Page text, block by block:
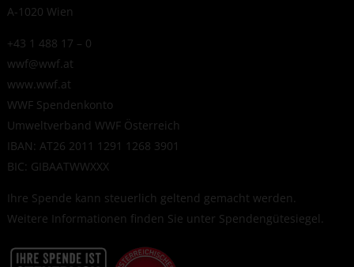
A-1020 Wien
+43 1 488 17 – 0
wwf@wwf.at
www.wwf.at
WWF Spendenkonto
Umweltverband WWF Österreich
IBAN: AT26 2011 1291 1268 3901
BIC: GIBAATWWXXX
Ihre Spende kann steuerlich geltend gemacht werden.
Weitere Informationen finden Sie unter Spendengütesiegel.